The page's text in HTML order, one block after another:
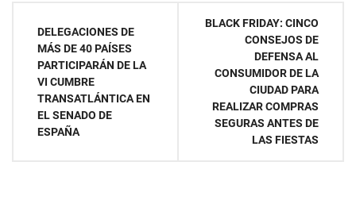
Navegación
entradas
DELEGACIONES DE
MÁS DE 40 PAÍSES
PARTICIPARÁN DE LA
VI CUMBRE
TRANSATLÁNTICA EN
EL SENADO DE
ESPAÑA
BLACK FRIDAY: CINCO
CONSEJOS DE
DEFENSA AL
CONSUMIDOR DE LA
CIUDAD PARA
REALIZAR COMPRAS
SEGURAS ANTES DE
LAS FIESTAS